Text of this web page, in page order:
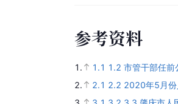
参考资料
1. 1.1 1.2 市管干部任前
2.
2.1 2.2 2020年5月份